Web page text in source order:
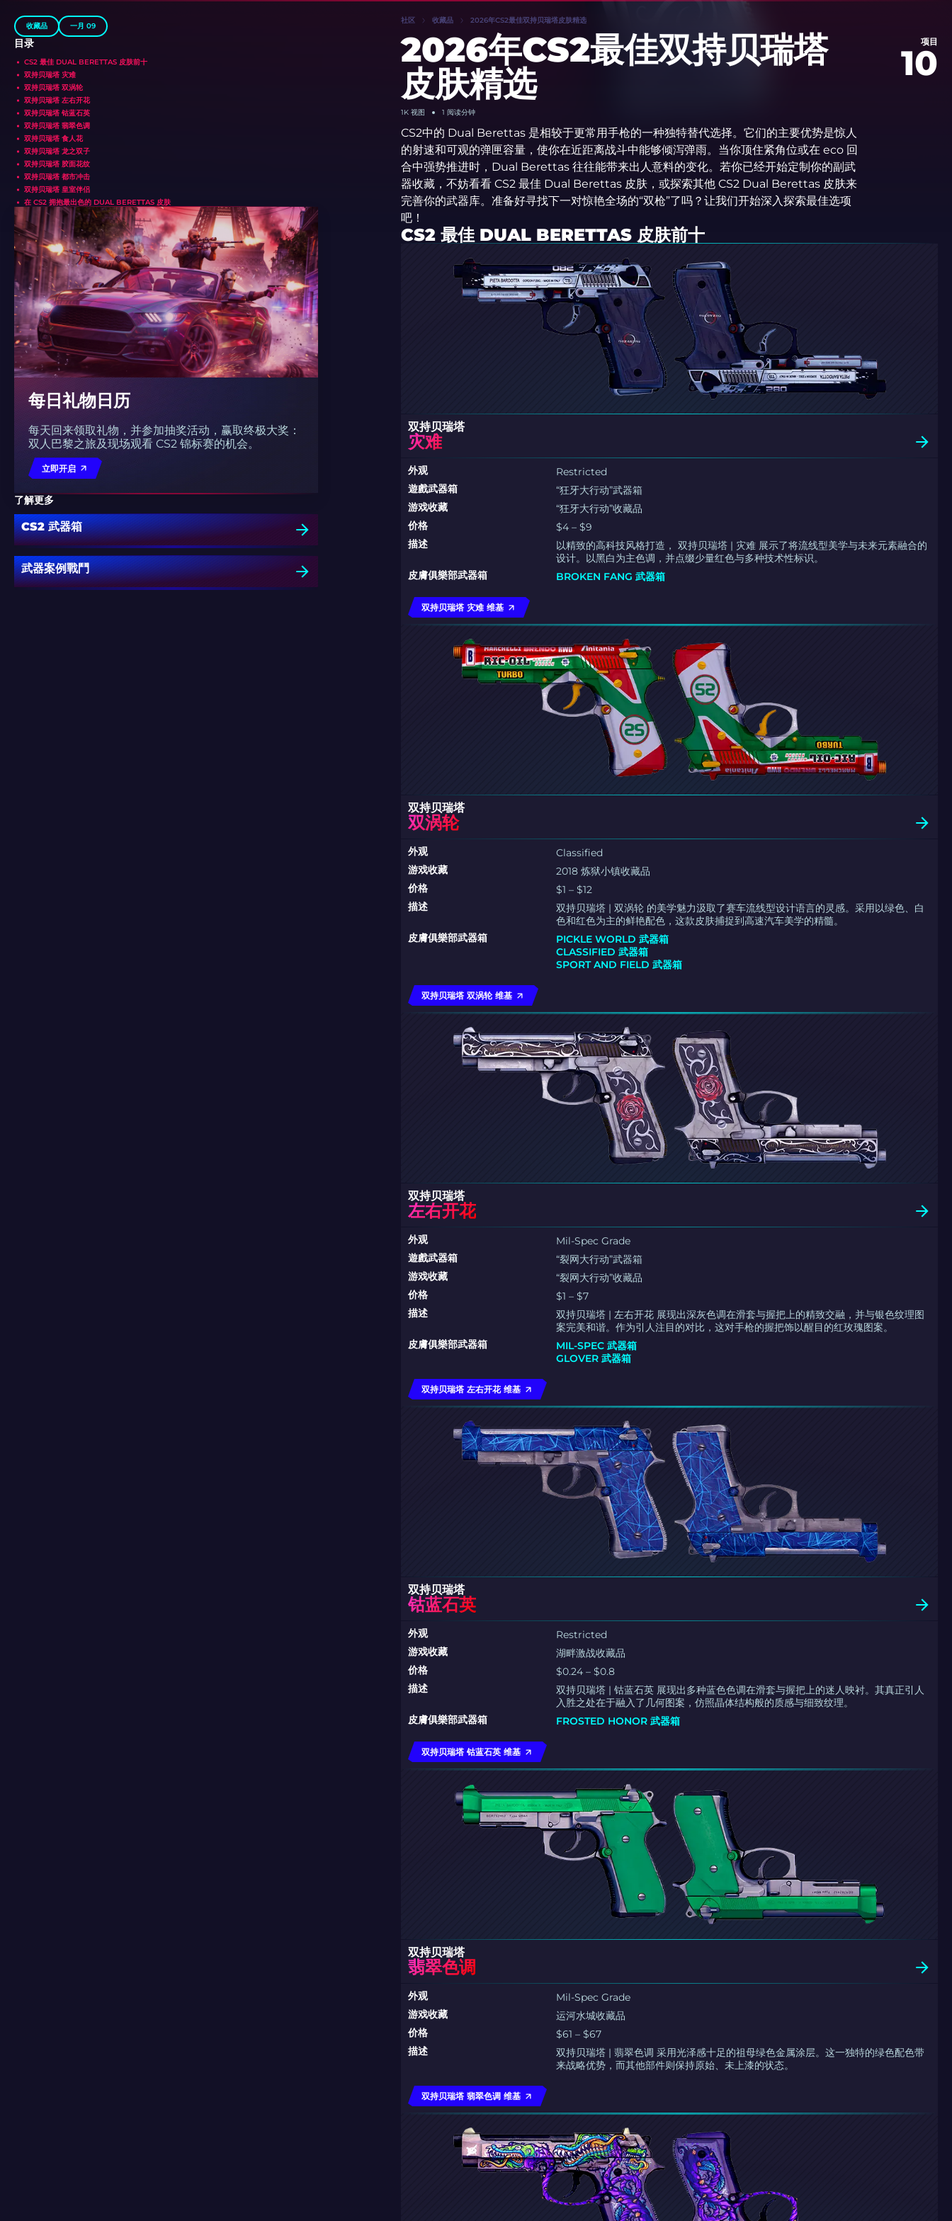
收藏品 一月 09
目录
CS2 最佳 DUAL BERETTAS 皮肤前十
双持贝瑞塔 灾难
双持贝瑞塔 双涡轮
双持贝瑞塔 左右开花
双持贝瑞塔 钴蓝石英
双持贝瑞塔 翡翠色调
双持贝瑞塔 食人花
双持贝瑞塔 龙之双子
双持贝瑞塔 胶面花纹
双持贝瑞塔 都市冲击
双持贝瑞塔 皇室伴侣
在 CS2 拥抱最出色的 DUAL BERETTAS 皮肤
每日礼物日历
每天回来领取礼物，并参加抽奖活动，赢取终极大奖：
双人巴黎之旅及现场观看 CS2 锦标赛的机会。
立即开启
了解更多
CS2 武器箱
武器案例戰鬥
社区 收藏品 2026年CS2最佳双持贝瑞塔皮肤精选
2026年CS2最佳双持贝瑞塔
皮肤精选
项目
10
1K 视图 1 阅读分钟
CS2中的 Dual Berettas 是相较于更常用手枪的一种独特替代选择。它们的主要优势是惊人
的射速和可观的弹匣容量，使你在近距离战斗中能够倾泻弹雨。当你顶住紧角位或在 eco 回
合中强势推进时，Dual Berettas 往往能带来出人意料的变化。若你已经开始定制你的副武
器收藏，不妨看看 CS2 最佳 Dual Berettas 皮肤，或探索其他 CS2 Dual Berettas 皮肤来
完善你的武器库。准备好寻找下一对惊艳全场的“双枪”了吗？让我们开始深入探索最佳选项
吧！
CS2 最佳 DUAL BERETTAS 皮肤前十
双持贝瑞塔
灾难
外观
Restricted
遊戲武器箱
“狂牙大行动”武器箱
游戏收藏
“狂牙大行动”收藏品
价格
$4 – $9
描述
以精致的高科技风格打造， 双持贝瑞塔 | 灾难 展示了将流线型美学与未来元素融合的
设计。以黑白为主色调，并点缀少量红色与多种技术性标识。
皮膚俱樂部武器箱
BROKEN FANG 武器箱
双持贝瑞塔 灾难 维基
双持贝瑞塔
双涡轮
外观
Classified
游戏收藏
2018 炼狱小镇收藏品
价格
$1 – $12
描述
双持贝瑞塔 | 双涡轮 的美学魅力汲取了赛车流线型设计语言的灵感。采用以绿色、白
色和红色为主的鲜艳配色，这款皮肤捕捉到高速汽车美学的精髓。
皮膚俱樂部武器箱
PICKLE WORLD 武器箱
CLASSIFIED 武器箱
SPORT AND FIELD 武器箱
双持贝瑞塔 双涡轮 维基
双持贝瑞塔
左右开花
外观
Mil-Spec Grade
遊戲武器箱
“裂网大行动”武器箱
游戏收藏
“裂网大行动”收藏品
价格
$1 – $7
描述
双持贝瑞塔 | 左右开花 展现出深灰色调在滑套与握把上的精致交融，并与银色纹理图
案完美和谐。作为引人注目的对比，这对手枪的握把饰以醒目的红玫瑰图案。
皮膚俱樂部武器箱
MIL-SPEC 武器箱
GLOVER 武器箱
双持贝瑞塔 左右开花 维基
双持贝瑞塔
钴蓝石英
外观
Restricted
游戏收藏
湖畔激战收藏品
价格
$0.24 – $0.8
描述
双持贝瑞塔 | 钴蓝石英 展现出多种蓝色色调在滑套与握把上的迷人映衬。其真正引人
入胜之处在于融入了几何图案，仿照晶体结构般的质感与细致纹理。
皮膚俱樂部武器箱
FROSTED HONOR 武器箱
双持贝瑞塔 钴蓝石英 维基
双持贝瑞塔
翡翠色调
外观
Mil-Spec Grade
游戏收藏
运河水城收藏品
价格
$61 – $67
描述
双持贝瑞塔 | 翡翠色调 采用光泽感十足的祖母绿色金属涂层。这一独特的绿色配色带
来战略优势，而其他部件则保持原始、未上漆的状态。
双持贝瑞塔 翡翠色调 维基